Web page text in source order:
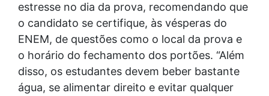
estresse no dia da prova, recomendando que
o candidato se certifique, às vésperas do
ENEM, de questões como o local da prova e
o horário do fechamento dos portões. “Além
disso, os estudantes devem beber bastante
água, se alimentar direito e evitar qualquer